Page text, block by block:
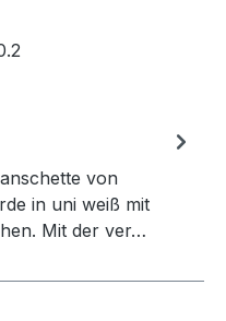
von
in uni weiß mit
Mit der ver…